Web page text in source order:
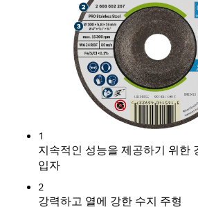
1
지속적인 성능을 제공하기 위한
입자
2
강력하고 열에 강한 수지 주형